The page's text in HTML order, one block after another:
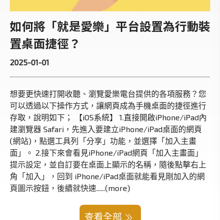
如何將「就是愛樂」平台設置為行動裝
置桌面捷徑？
2025-01-01
想要更快速打開收聽、瀏覽愛樂電台提供的各項服務？您
可以透過以下操作方式，讓網頁成為手機桌面的捷徑進行
存取，說明如下； 【iOS系統】 1.直接開啟iPhone/iPad內
建瀏覽器 Safari，先進入要建立iPhone/iPad桌面的網頁
(網站)，點選工具列「分享」功能，並選擇「加入主畫
面」。 2.接下來會看見iPhone/iPad網頁「加入主畫面」
提示設定，並自訂要在桌面上顯示的名稱，隨後點擊右上
角「加入」，回到 iPhone/iPad桌面就能看見剛加入的網
頁圖示按鈕，後續就快速......(more)
查看全部